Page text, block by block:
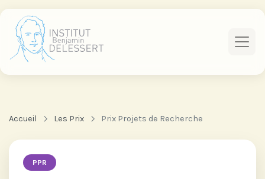
Accueil Les Prix Prix Projets de Recherche
PPR